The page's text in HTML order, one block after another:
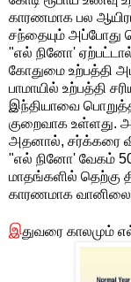
காரணமாக பல
சந்தையும் அப்போது
"எல் நினோ'
கோதுமை உற்பத்தி
பாமாயில் உற்பத்தி
இந்தியாவை
குறைவாக உள்ளது.
அதனால், சர்க்கரை
"எல் நினோ' வேகம்
மாதங்களில் தெற்கு
காரணமாக
இதுவரை காலமும்